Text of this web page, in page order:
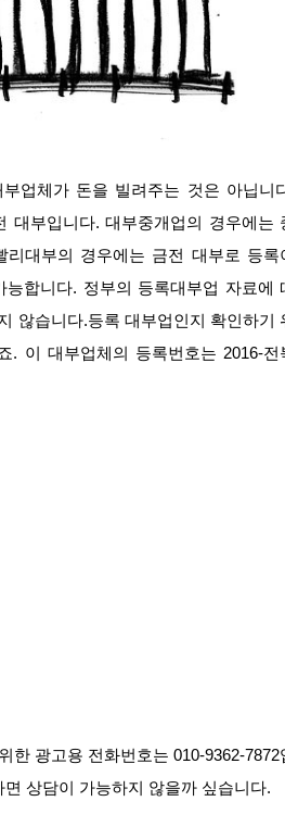
업체가 돈을 빌려주는 것은 아닙니
대부입니다. 대부중개업의 경우에는
리대부의 경우에는 금전 대부로 등록
합니다. 정부의 등록대부업 자료에
않습니다.등록 대부업인지 확인하기
. 이 대부업체의 등록번호는 2016-전
한 광고용 전화번호는 010-9362-7872
상담이 가능하지 않을까 싶습니다.